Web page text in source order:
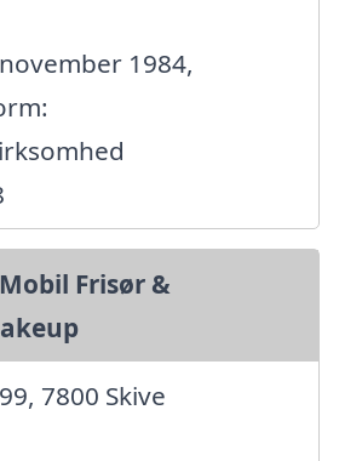
1984,
Frisør &
7800 Skive